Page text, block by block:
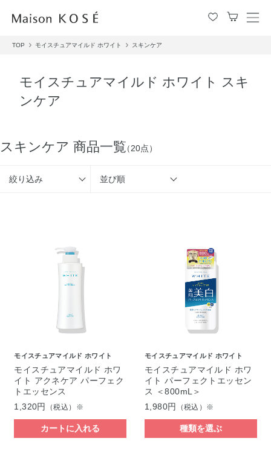
メ
TOP モイスチュアマイルド ホワイト スキンケア
モイスチュアマイルド ホワイト スキ
ンケア
スキンケア 商品一覧（20点）
絞り込み 並び順
モイスチュアマイルド ホワイト
モイスチュアマイルド ホワ
イト アクネケア パーフェク
トエッセンス
1,320円
（税込）※
カートに入れる
モイスチュアマイルド ホワイト
モイスチュアマイルド ホワ
イト パーフェクトエッセン
ス ＜800mL＞
1,980円
（税込）※
種類を選ぶ